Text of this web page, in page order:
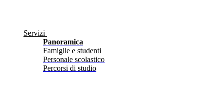
Servizi
Panoramica
Famiglie e studenti
Personale scolastico
Percorsi di studio